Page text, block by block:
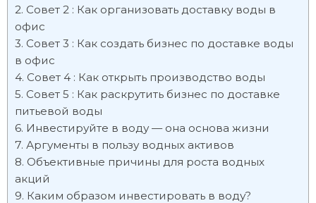
Совет 2 : Как организовать доставку воды в
офис
Совет 3 : Как создать бизнес по доставке воды
в офис
Совет 4 : Как открыть производство воды
Совет 5 : Как раскрутить бизнес по доставке
питьевой воды
Инвестируйте в воду — она основа жизни
Аргументы в пользу водных активов
Объективные причины для роста водных
акций
Каким образом инвестировать в воду?